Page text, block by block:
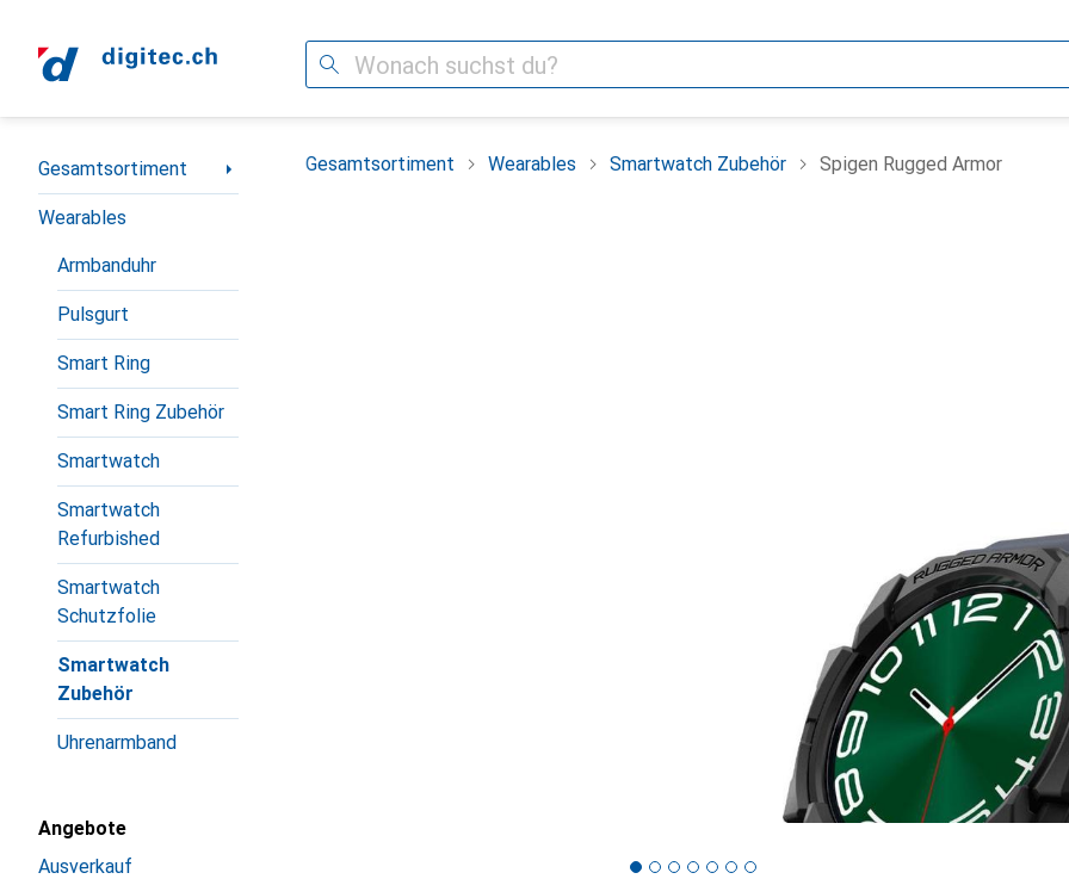
Suche
Navigation nach Kategorien
Gesamtsortiment
Wearables
Armbanduhr
Pulsgurt
Smart Ring
Smart Ring Zubehör
Smartwatch
Smartwatch
Refurbished
Smartwatch
Schutzfolie
Smartwatch
Zubehör
Uhrenarmband
Angebote
Ausverkauf
Gesamtsortiment Wearables Smartwatch Zubehör Spigen Rugged Armor